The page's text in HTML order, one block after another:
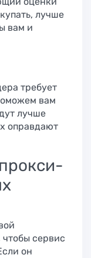
лучше
вам и
требует
вам
лучше
оправдают
сервис
он